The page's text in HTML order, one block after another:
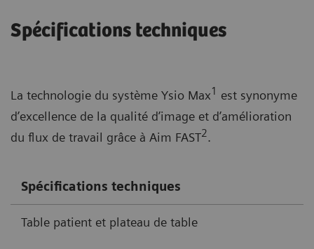
Spécifications techniques
La technologie du système Ysio Max1 est synonyme
d’excellence de la qualité d’image et d’amélioration
du flux de travail grâce à Aim FAST2.
Spécifications techniques
Table patient et plateau de table